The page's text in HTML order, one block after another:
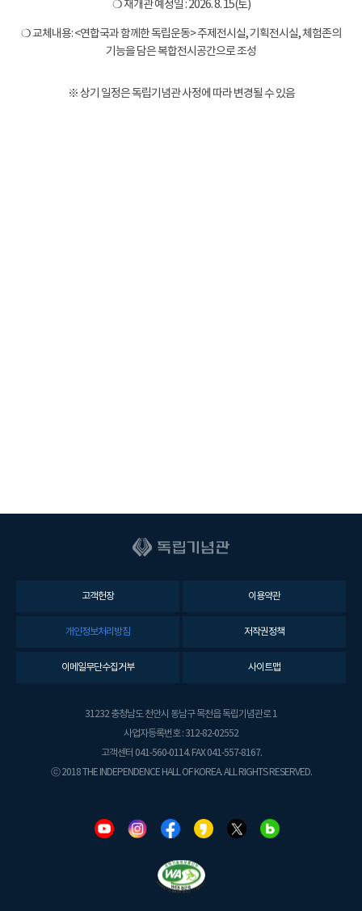
❍ 재개관 예정일 : 2026. 8. 15(토)
❍ 교체내용: <연합국과 함께한 독립운동> 주제전시실, 기획전시실, 체험존의
기능을 담은 복합전시공간으로 조성
※ 상기 일정은 독립기념관 사정에 따라 변경될 수 있음
고객헌장 이용약관
개인정보처리방침 저작권정책
이메일무단수집거부 사이트맵
31232 충청남도 천안시 동남구 목천읍 독립기념관로 1
사업자등록번호 : 312-82-02552
고객센터 041-560-0114. FAX 041-557-8167.
ⓒ 2018 THE INDEPENDENCE HALL OF KOREA. ALL RIGHTS RESERVED.